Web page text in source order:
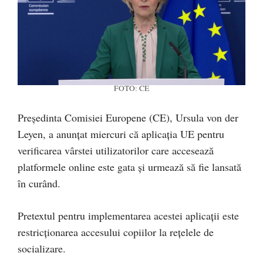
FOTO: CE
Președinta Comisiei Europene (CE), Ursula von der
Leyen, a anunțat miercuri că aplicația UE pentru
verificarea vârstei utilizatorilor care accesează
platformele online este gata și urmează să fie lansată
în curând.
Pretextul pentru implementarea acestei aplicații este
restricționarea accesului copiilor la rețelele de
socializare.